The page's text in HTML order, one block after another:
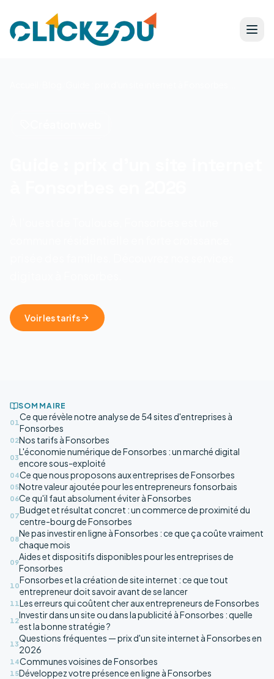
Voir les tarifs
SOMMAIRE
01
Ce que révèle notre analyse de 54 sites d'entreprises à
Fonsorbes
02Nos tarifs à Fonsorbes
03
L'économie numérique de Fonsorbes : un marché digital
encore sous-exploité
04Ce que nous proposons aux entreprises de Fonsorbes
05Notre valeur ajoutée pour les entrepreneurs fonsorbais
06Ce qu'il faut absolument éviter à Fonsorbes
07
Budget et résultat concret : un commerce de proximité du
centre-bourg de Fonsorbes
08
Ne pas investir en ligne à Fonsorbes : ce que ça coûte vraiment
chaque mois
09
Aides et dispositifs disponibles pour les entreprises de
Fonsorbes
10
Fonsorbes et la création de site internet : ce que tout
entrepreneur doit savoir avant de se lancer
11 Les erreurs qui coûtent cher aux entrepreneurs de Fonsorbes
12
Investir dans un site ou dans la publicité à Fonsorbes : quelle
est la bonne stratégie ?
13
Questions fréquentes — prix d'un site internet à Fonsorbes en
2026
14Communes voisines de Fonsorbes
15Développez votre présence en ligne à Fonsorbes